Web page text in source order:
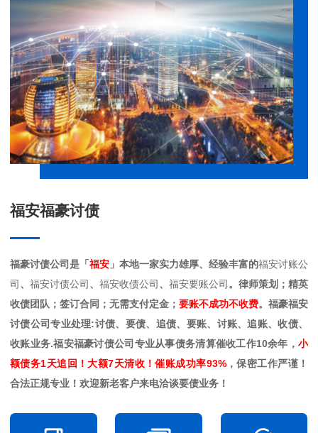
福安福豪讨债
福豪讨债公司是「 福安 」本地一家实力雄厚、经验丰富的福安讨账公
司 、 福安讨债公司 、 福安收债公司 、 福安要账公司 。律师策划；精英
收债团队；签订合同；无需支付定金； 要账不成功不收费。福豪福安
讨债公司专业处理:讨债、要债、追债、要账、讨账、追账、收债、
收账业务.福安福豪讨债公司专业从事债务清算催收工作10余年， 小
额债务1天追回！大额7天清收！催账成功率93%，保密工作严谨！
合法正规专业！欢迎新老客户来电洽谈要债业务！